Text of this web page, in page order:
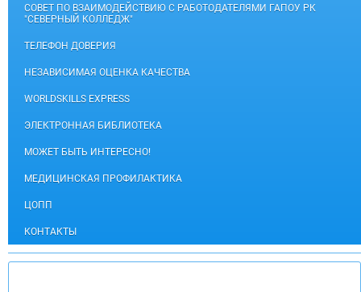
СОВЕТ ПО ВЗАИМОДЕЙСТВИЮ С РАБОТОДАТЕЛЯМИ ГАПОУ РК
"СЕВЕРНЫЙ КОЛЛЕДЖ"
ТЕЛЕФОН ДОВЕРИЯ
НЕЗАВИСИМАЯ ОЦЕНКА КАЧЕСТВА
WORLDSKILLS EXPRESS
ЭЛЕКТРОННАЯ БИБЛИОТЕКА
МОЖЕТ БЫТЬ ИНТЕРЕСНО!
МЕДИЦИНСКАЯ ПРОФИЛАКТИКА
ЦОПП
КОНТАКТЫ